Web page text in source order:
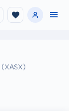
(XASX)